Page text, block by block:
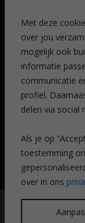
Met deze
over jou
mogelijk ook
informatie
communicatie
profiel.
delen via social
Als je op
toestemming
over in ons
Leiden
Amsterdam
Breda
Favorieten
Mijn art alert
NIEUWSBRIEF
© Kunsthuizen